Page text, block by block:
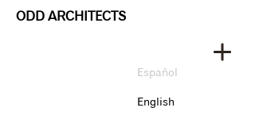
ODD ARCHITECTS
Español
English